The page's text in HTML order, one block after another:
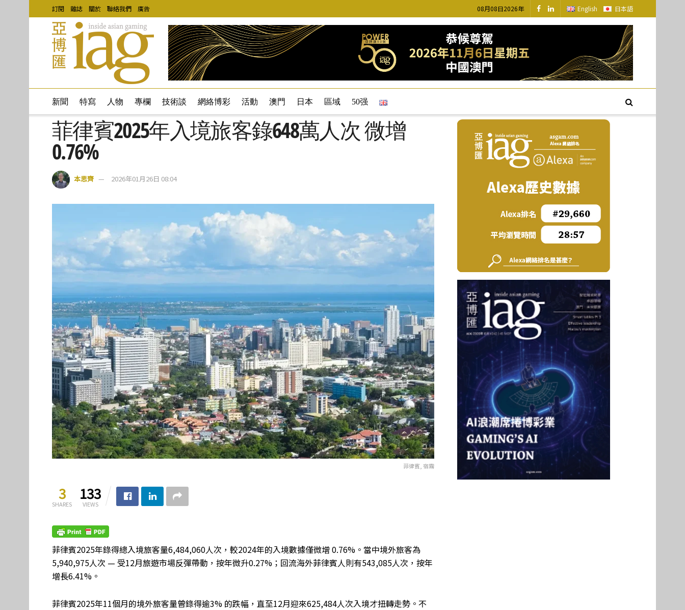
訂閱 雜誌 關於 聯絡我們 廣告 08月08日2026年 English 日本語
新聞 特寫 人物 專欄 技術談 網絡博彩 活動 澳門 日本 區域 50强
菲律賓2025年入境旅客錄648萬人次 微增
0.76%
本思齊 2026年01月26日 08:04
菲律賓, 宿霧
3
SHARES
133
VIEWS
菲律賓2025年錄得總入境旅客量6,484,060人次，較2024年的入境數據僅微增 0.76%。當中境外旅客為
5,940,975人次 — 受12月旅遊市場反彈帶動，按年微升0.27%；回流海外菲律賓人則有543,085人次，按年
增長6.41%。
菲律賓2025年11個月的境外旅客量曾錄得逾3% 的跌幅，直至12月迎來625,484人次入境才扭轉走勢。不